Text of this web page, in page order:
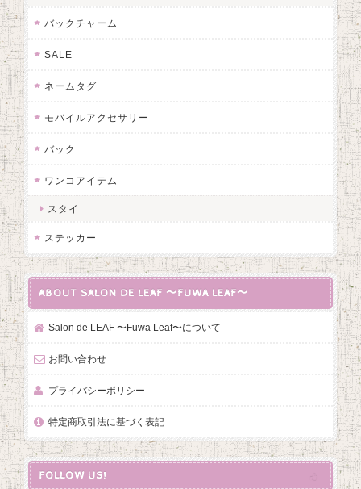
バックチャーム
SALE
ネームタグ
モバイルアクセサリー
バック
ワンコアイテム
スタイ
ステッカー
ABOUT SALON DE LEAF 〜FUWA LEAF〜
Salon de LEAF 〜Fuwa Leaf〜について
お問い合わせ
プライバシーポリシー
特定商取引法に基づく表記
FOLLOW US!